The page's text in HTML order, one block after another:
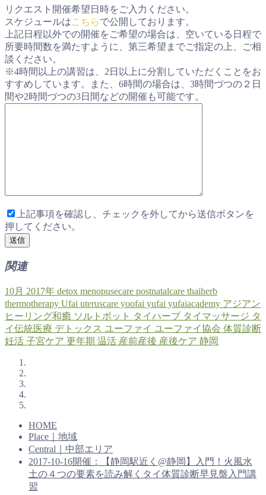
リクエスト開催希望日時をご入力ください。
スケジュールはこちらで公開しております。
上記日程以外での開催をご希望の場合は、空いている日程で
所要時間数を満たすように、第三希望までご指定の上、ご相
談ください。
※4時間以上の講習は、2日以上に分割していただくことをお
すすめしています。また、6時間の場合は、3時間づつの２日
間や2時間づつの3日間などの開催も可能です。
上記事項を確認し、チェックを外してから送信ボタンを
押してください。
関連
10月 2017年 detox menopusecare postnatalcare thaiherb
thermotherapy Ufai uteruscare yoofai yufai yufaiacademy アジアン
ヒーリング和癒 ソルトポット タイハーブ タイマッサージ タ
イ伝統医療 デトックス ユーファイ ユーファイ協会 体質診断
妊活 子宮ケア 更年期 温活 産前産後 産後ケア 静岡
HOME
Place｜地域
Central｜中部エリア
2017-10-16開催：【静岡駅近く@静岡】入門！火風水
土の４つの要素を読み解くタイ体質診断早見盤入門講
習